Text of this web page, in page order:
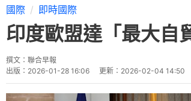
國際 即時國際
印度歐盟達「最大
撰文： 聯合早報
出版： 2026-01-28 16:06 更新： 2026-02-04 14:50